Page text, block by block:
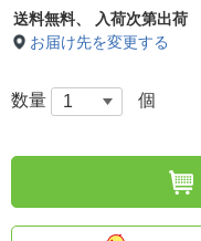
送料無料、
入荷次第出荷
お届け先を変更する
数量 個